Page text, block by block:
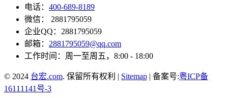
电话： 400-689-8189
微信： 2881795059
企业QQ：2881795059
邮箱： 2881795059@qq.com
工作时间：周一至周五，8:00 - 18:00
© 2024 台宏.com. 保留所有权利 | Sitemap | 备案号:粤ICP备
16111141号-3